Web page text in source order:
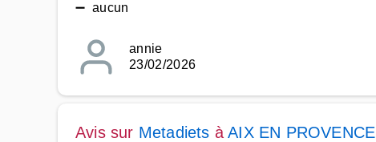
➖ aucun
annie
23/02/2026
Avis sur Metadiets àAIX EN PROVENCE